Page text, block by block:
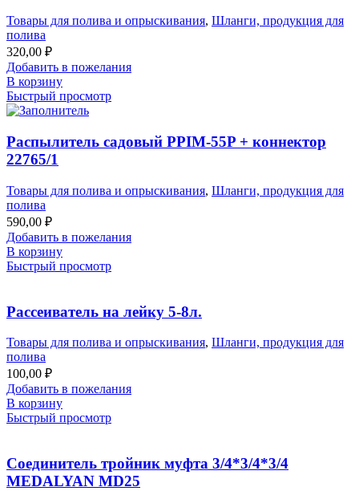
Товары для полива и опрыскивания, Шланги, продукция для
полива
320,00 ₽
Добавить в пожелания
В корзину
Быстрый просмотр
Распылитель садовый PPIM-55P + коннектор
22765/1
Товары для полива и опрыскивания, Шланги, продукция для
полива
590,00 ₽
Добавить в пожелания
В корзину
Быстрый просмотр
Рассеиватель на лейку 5-8л.
Товары для полива и опрыскивания, Шланги, продукция для
полива
100,00 ₽
Добавить в пожелания
В корзину
Быстрый просмотр
Соединитель тройник муфта 3/4*3/4*3/4
MEDALYAN MD25